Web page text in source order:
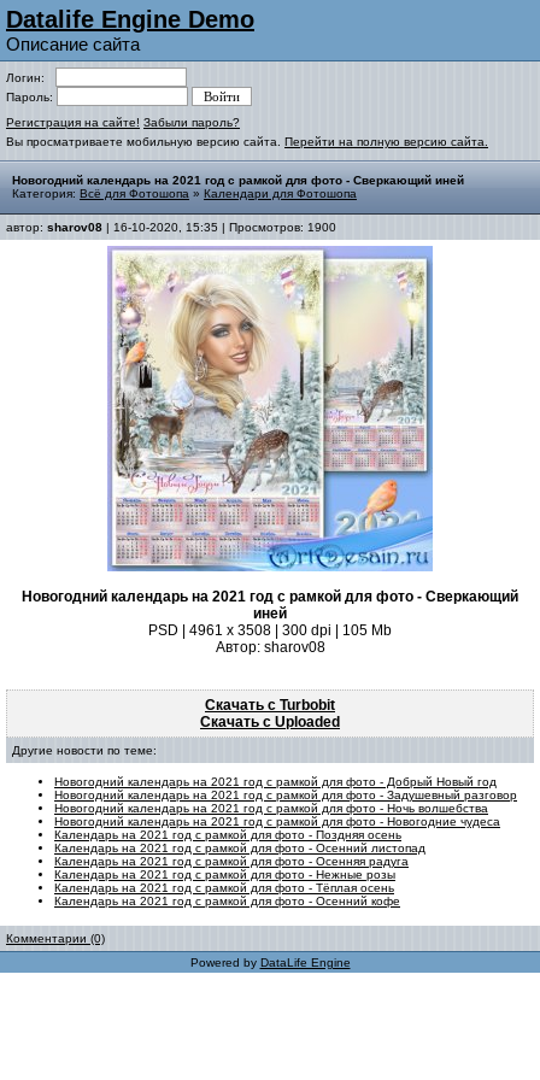
Datalife Engine Demo
Описание сайта
Логин:
Пароль:
Регистрация на сайте! Забыли пароль?
Вы просматриваете мобильную версию сайта. Перейти на полную версию сайта.
Новогодний календарь на 2021 год с рамкой для фото - Сверкающий иней
Категория: Всё для Фотошопа » Календари для Фотошопа
автор: sharov08 | 16-10-2020, 15:35 | Просмотров: 1900
Новогодний календарь на 2021 год с рамкой для фото - Сверкающий
иней
PSD | 4961 х 3508 | 300 dpi | 105 Mb
Автор: sharov08
Скачать с Turbobit
Скачать с Uploaded
Другие новости по теме:
Новогодний календарь на 2021 год с рамкой для фото - Добрый Новый год
Новогодний календарь на 2021 год с рамкой для фото - Задушевный разговор
Новогодний календарь на 2021 год с рамкой для фото - Ночь волшебства
Новогодний календарь на 2021 год с рамкой для фото - Новогодние чудеса
Календарь на 2021 год с рамкой для фото - Поздняя осень
Календарь на 2021 год с рамкой для фото - Осенний листопад
Календарь на 2021 год с рамкой для фото - Осенняя радуга
Календарь на 2021 год с рамкой для фото - Нежные розы
Календарь на 2021 год с рамкой для фото - Тёплая осень
Календарь на 2021 год с рамкой для фото - Осенний кофе
Комментарии (0)
Powered by DataLife Engine